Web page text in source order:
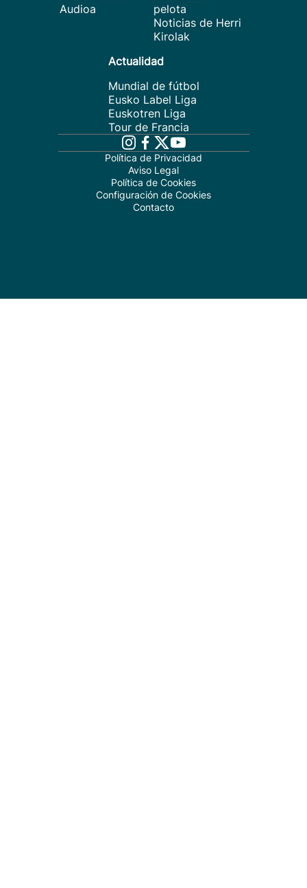
Audioa
pelota
Noticias de Herri
Kirolak
Actualidad
Mundial de fútbol
Eusko Label Liga
Euskotren Liga
Tour de Francia
Política de Privacidad
Aviso Legal
Política de Cookies
Configuración de Cookies
Contacto